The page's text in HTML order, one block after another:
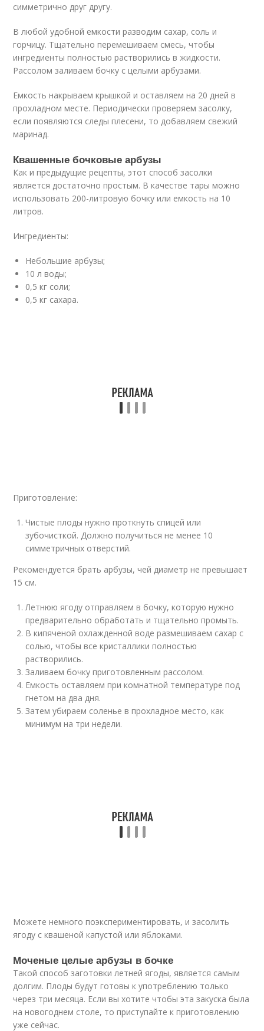
симметрично друг другу.
В любой удобной емкости разводим сахар, соль и
горчицу. Тщательно перемешиваем смесь, чтобы
ингредиенты полностью растворились в жидкости.
Рассолом заливаем бочку с целыми арбузами.
Емкость накрываем крышкой и оставляем на 20 дней в
прохладном месте. Периодически проверяем засолку,
если появляются следы плесени, то добавляем свежий
маринад.
Квашенные бочковые арбузы
Как и предыдущие рецепты, этот способ засолки
является достаточно простым. В качестве тары можно
использовать 200-литровую бочку или емкость на 10
литров.
Ингредиенты:
Небольшие арбузы;
10 л воды;
0,5 кг соли;
0,5 кг сахара.
Приготовление:
Чистые плоды нужно проткнуть спицей или
зубочисткой. Должно получиться не менее 10
симметричных отверстий.
Рекомендуется брать арбузы, чей диаметр не превышает
15 см.
Летнюю ягоду отправляем в бочку, которую нужно
предварительно обработать и тщательно промыть.
В кипяченой охлажденной воде размешиваем сахар с
солью, чтобы все кристаллики полностью
растворились.
Заливаем бочку приготовленным рассолом.
Емкость оставляем при комнатной температуре под
гнетом на два дня.
Затем убираем соленье в прохладное место, как
минимум на три недели.
Можете немного поэкспериментировать, и засолить
ягоду с квашеной капустой или яблоками.
Моченые целые арбузы в бочке
Такой способ заготовки летней ягоды, является самым
долгим. Плоды будут готовы к употреблению только
через три месяца. Если вы хотите чтобы эта закуска была
на новогоднем столе, то приступайте к приготовлению
уже сейчас.